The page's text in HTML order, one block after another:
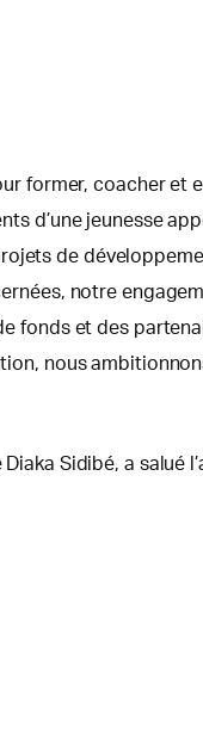
former, coacher et
d’une jeunesse
de
notre
fonds et des
nous
Sidibé, a salué